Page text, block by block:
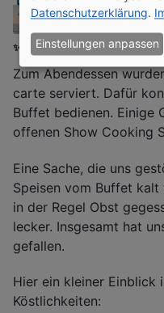
✨ Ohne Werbebanner lesen?
Zum Abendessen
carte serviert. Dafür
Buffet bedienen. Einige
offenen Show Cooking
Eine Sache, die uns
Speisen vom Buffet
in der Regel Obst
lecker. Insgesamt hat
gefallen.
Hier ein kleiner Einblick
Köstlichkeiten:
Datenschutzerklärung.
Einstellungen anpassen